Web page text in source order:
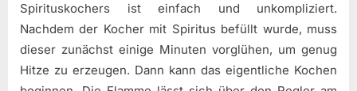
Spirituskochers ist einfach und unkompliziert.
Nachdem der Kocher mit Spiritus befüllt wurde, muss
dieser zunächst einige Minuten vorglühen, um genug
Hitze zu erzeugen. Dann kann das eigentliche Kochen